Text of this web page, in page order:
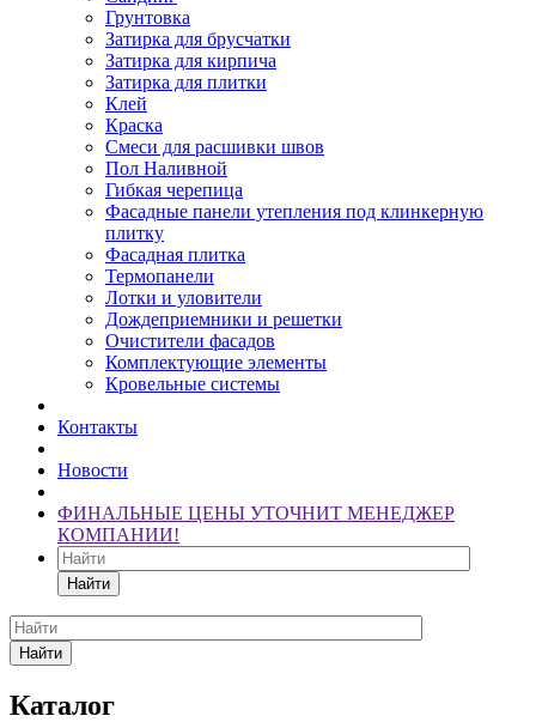
Грунтовка
Затирка для брусчатки
Затирка для кирпича
Затирка для плитки
Клей
Краска
Смеси для расшивки швов
Пол Наливной
Гибкая черепица
Фасадные панели утепления под клинкерную
плитку
Фасадная плитка
Термопанели
Лотки и уловители
Дождеприемники и решетки
Очистители фасадов
Комплектующие элементы
Кровельные системы
Контакты
Новости
ФИНАЛЬНЫЕ ЦЕНЫ УТОЧНИТ МЕНЕДЖЕР
КОМПАНИИ!
Найти
Найти
Каталог